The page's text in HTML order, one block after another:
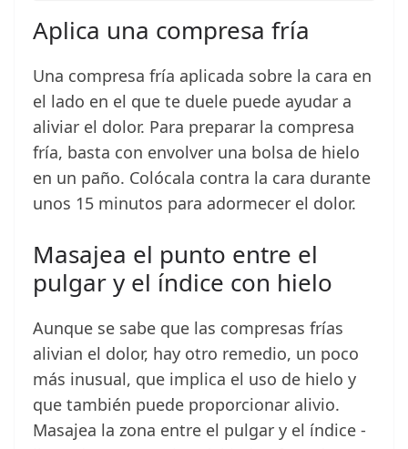
Aplica una compresa fría
Una compresa fría aplicada sobre la cara en
el lado en el que te duele puede ayudar a
aliviar el dolor. Para preparar la compresa
fría, basta con envolver una bolsa de hielo
en un paño. Colócala contra la cara durante
unos 15 minutos para adormecer el dolor.
Masajea el punto entre el
pulgar y el índice con hielo
Aunque se sabe que las compresas frías
alivian el dolor, hay otro remedio, un poco
más inusual, que implica el uso de hielo y
que también puede proporcionar alivio.
Masajea la zona entre el pulgar y el índice -